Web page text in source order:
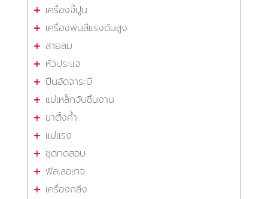
เครื่องจี้ปูน
เครื่องพ่นสีแรงดันสูง
สายลม
หัวประแจ
ปืนอัดจาระบี
แม่เหล็กจับชิ้นงาน
ขาตั้งค้ำ
แม่แรง
ชุดทดสอบ
ฟิลเลอเกจ
เครื่องกลึง